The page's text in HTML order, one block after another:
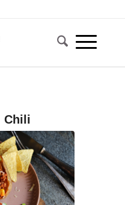
Chili